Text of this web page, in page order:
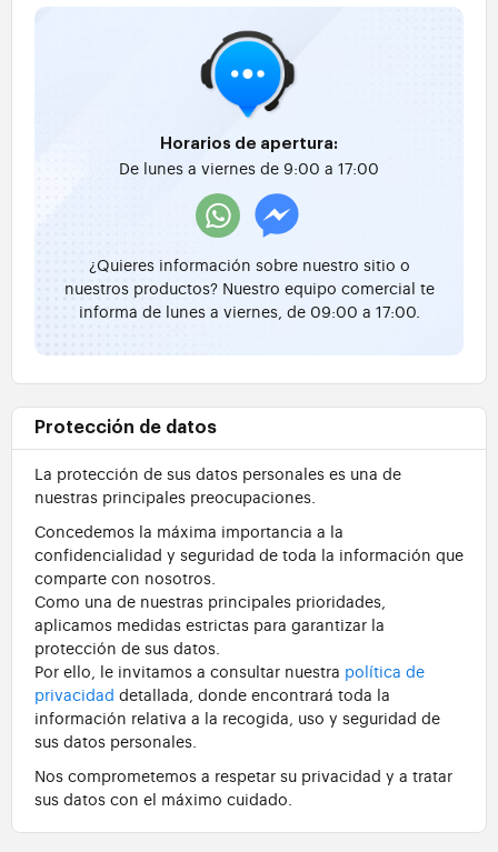
Horarios de apertura:
De lunes a viernes de 9:00 a 17:00
¿Quieres información sobre nuestro sitio o
nuestros productos? Nuestro equipo comercial te
informa de lunes a viernes, de 09:00 a 17:00.
Protección de datos
La protección de sus datos personales es una de
nuestras principales preocupaciones.
Concedemos la máxima importancia a la
confidencialidad y seguridad de toda la información que
comparte con nosotros.
Como una de nuestras principales prioridades,
aplicamos medidas estrictas para garantizar la
protección de sus datos.
Por ello, le invitamos a consultar nuestra política de
privacidad detallada, donde encontrará toda la
información relativa a la recogida, uso y seguridad de
sus datos personales.
Nos comprometemos a respetar su privacidad y a tratar
sus datos con el máximo cuidado.